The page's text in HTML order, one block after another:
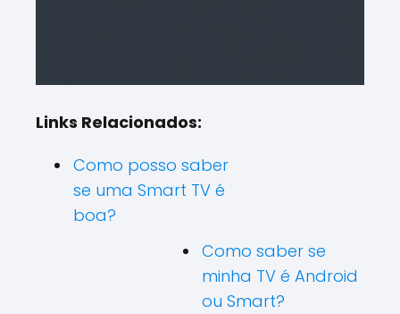
Links Relacionados:
Como posso saber
se uma Smart TV é
boa?
Como saber se
minha TV é Android
ou Smart?